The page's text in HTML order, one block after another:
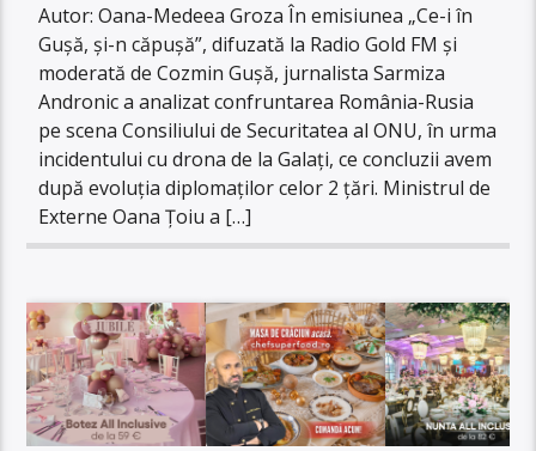
Autor: Oana-Medeea Groza În emisiunea „Ce-i în
Gușă, și-n căpușă”, difuzată la Radio Gold FM și
moderată de Cozmin Gușă, jurnalista Sarmiza
Andronic a analizat confruntarea România-Rusia
pe scena Consiliului de Securitatea al ONU, în urma
incidentului cu drona de la Galați, ce concluzii avem
după evoluția diplomaților celor 2 țări. Ministrul de
Externe Oana Țoiu a […]